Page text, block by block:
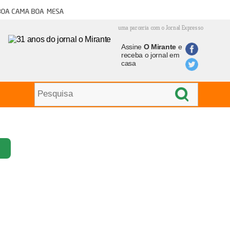
cama boa mesa
uma parceria com o Jornal Expresso
Assine O Mirantee
receba o jornal em
casa